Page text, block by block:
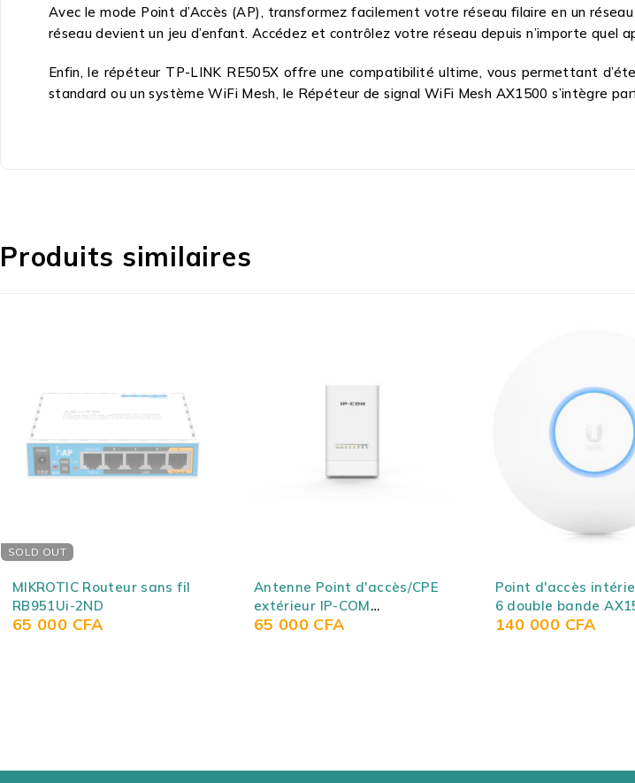
Avec le mode Point d’Accès (AP), transformez facilement votre réseau filaire en un
réseau devient un jeu d’enfant. Accédez et contrôlez votre réseau depuis n’importe quel
Enfin, le répéteur TP-LINK RE505X offre une compatibilité ultime, vous permettant
standard ou un système WiFi Mesh, le Répéteur de signal WiFi Mesh AX1500 s’intègre
Produits similaires
Antenne Point d'accès/CPE
extérieur IP-COM
MICROSTATION LOCO
65 000CFA
Point d'accès intérieur Wi-Fi
6 double bande AX1500
(AX1200 + N300) - Ubiquiti
140 000CFA
Point d'accès
6 Dual Band
(AX2400 + N600)
180 000CFA